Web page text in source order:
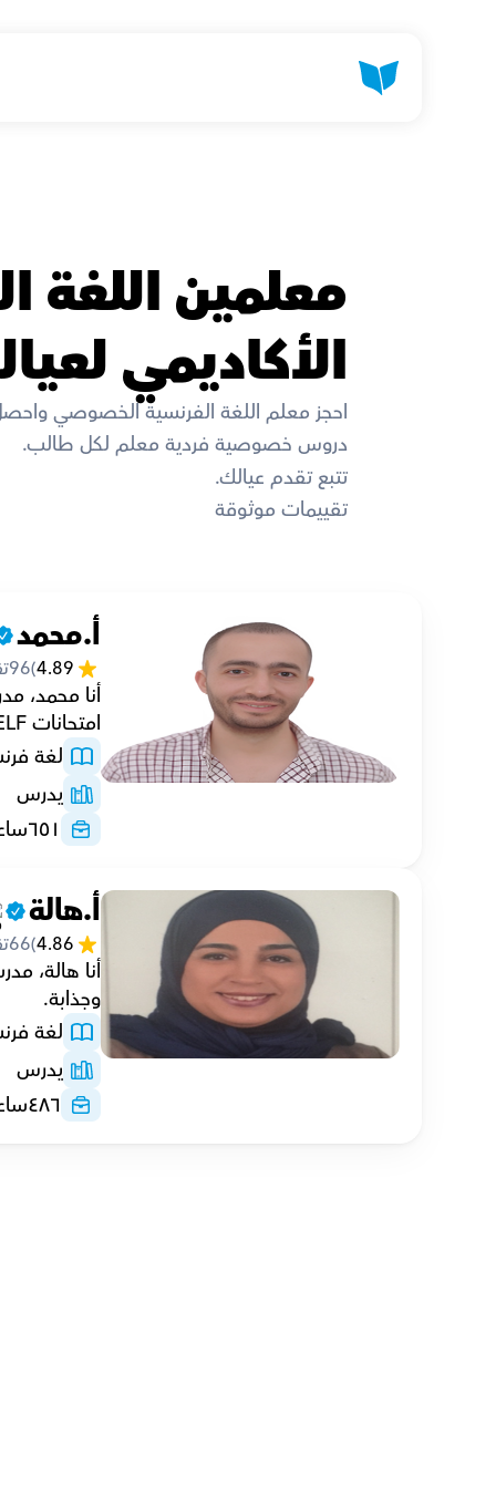
الأكاديمي
احجز معلم اللغة الفرنسية الخصوصي
دروس خصوصية فردية معلم لكل طالب.
تتبع تقدم عيالك.
تقييمات موثوقة
أ.محمد
4.89
(
96
امتحانات DELF.
لغة
يدرس
٦٥١
أ.هالة
4.86
(
66
وجذابة.
لغة
يدرس
٤٨٦